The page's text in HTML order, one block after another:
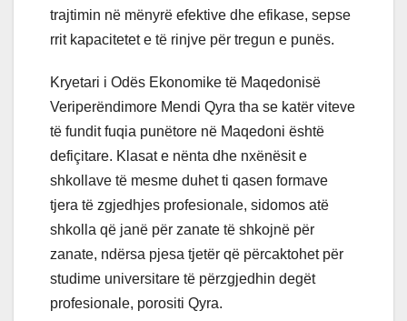
trajtimin në mënyrë efektive dhe efikase, sepse
rrit kapacitetet e të rinjve për tregun e punës.
Kryetari i Odës Ekonomike të Maqedonisë
Veriperëndimore Mendi Qyra tha se katër viteve
të fundit fuqia punëtore në Maqedoni është
defiçitare. Klasat e nënta dhe nxënësit e
shkollave të mesme duhet ti qasen formave
tjera të zgjedhjes profesionale, sidomos atë
shkolla që janë për zanate të shkojnë për
zanate, ndërsa pjesa tjetër që përcaktohet për
studime universitare të përzgjedhin degët
profesionale, porositi Qyra.